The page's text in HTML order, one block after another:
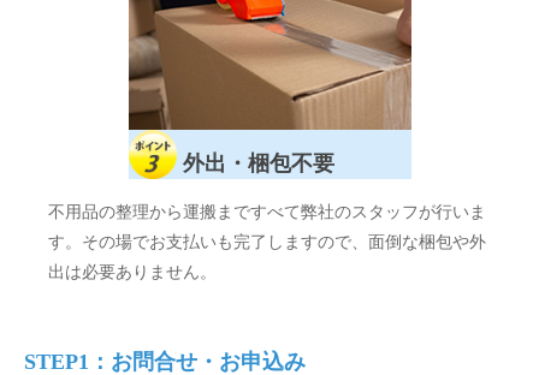
外出・梱包不要
不用品の整理から運搬まですべて弊社のスタッフが行いま
す。その場でお支払いも完了しますので、面倒な梱包や外
出は必要ありません。
STEP1：お問合せ・お申込み